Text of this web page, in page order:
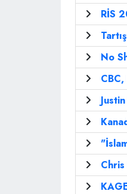
RİS
No
Chris